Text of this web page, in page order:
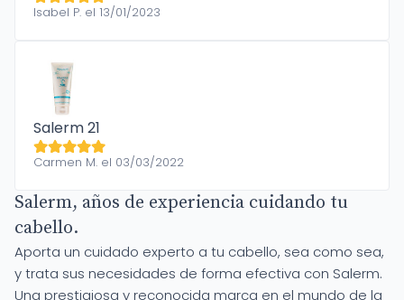
Isabel P. el 13/01/2023
Salerm 21
Carmen M. el 03/03/2022
Salerm, años de experiencia cuidando tu
cabello.
Aporta un cuidado experto a tu cabello, sea como sea,
y trata sus necesidades de forma efectiva con Salerm.
Una prestigiosa y reconocida marca en el mundo de la